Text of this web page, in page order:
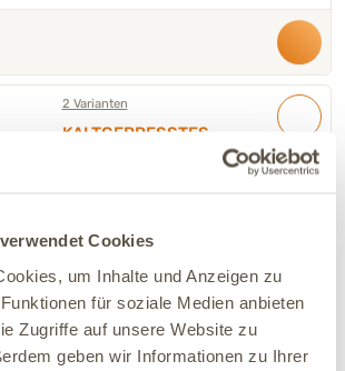
Cookies
um Inhalte und Anzeigen zu
für soziale Medien anbieten
Zugriffe auf unsere Website zu
geben wir Informationen zu Ihrer
2 Varianten
KALTGEPRESSTES
TRAUBENKERNÖL - 500 ml
und Hautfunktion
4.84 (151)
Magen, Magen / Darm,+ 4